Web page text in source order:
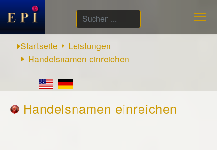
Suchen
...
Startseite
Leistungen
Handelsnamen einreichen
Handelsnamen einreichen